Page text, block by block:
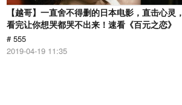
【越哥】一直舍不得删的日本电影，直击心灵，
看完让你想哭都哭不出来！速看《百元之恋》
# 555
2019-04-19 11:35